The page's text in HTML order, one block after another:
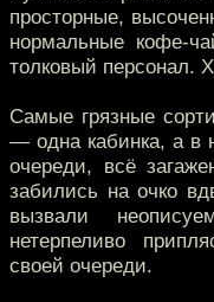
просторные,
нормальные кофе-
толковый персонал.
Самые грязные
— одна кабинка, а в
очереди, всё
забились на очко
вызвали
нетерпеливо
своей очереди.